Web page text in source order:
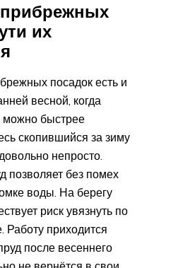
прибрежных
их
посадок есть и
весной, когда
можно быстрее
скопившийся за зиму
непросто.
позволяет без помех
воды. На берегу
риск увязнуть по
Работу приходится
после весеннего